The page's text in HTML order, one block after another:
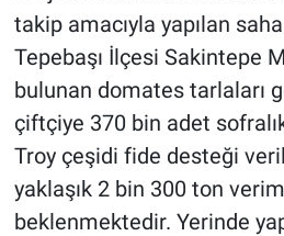
takip amacıyla yapılan
Tepebaşı İlçesi Sakintepe
bulunan domates tarlaları
çiftçiye 370 bin adet
Troy çeşidi fide desteği
yaklaşık 2 bin 300 ton
beklenmektedir. Yerinde